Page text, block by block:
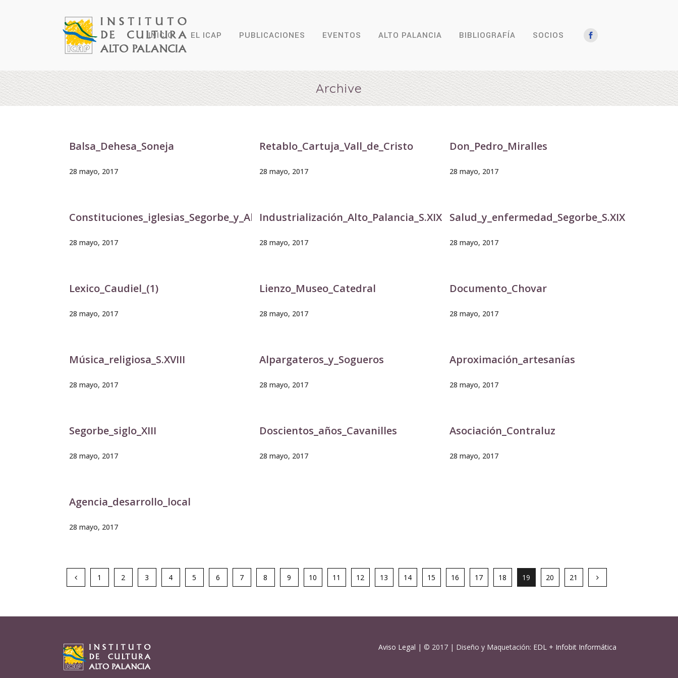
INICIO EL ICAP PUBLICACIONES EVENTOS ALTO PALANCIA BIBLIOGRAFÍA SOCIOS
Archive
Balsa_Dehesa_Soneja
28 mayo, 2017
Retablo_Cartuja_Vall_de_Cristo
28 mayo, 2017
Don_Pedro_Miralles
28 mayo, 2017
Constituciones_iglesias_Segorbe_y_Albarracín
28 mayo, 2017
Industrialización_Alto_Palancia_S.XIX
28 mayo, 2017
Salud_y_enfermedad_Segorbe_S.XIX
28 mayo, 2017
Lexico_Caudiel_(1)
28 mayo, 2017
Lienzo_Museo_Catedral
28 mayo, 2017
Documento_Chovar
28 mayo, 2017
Música_religiosa_S.XVIII
28 mayo, 2017
Alpargateros_y_Sogueros
28 mayo, 2017
Aproximación_artesanías
28 mayo, 2017
Segorbe_siglo_XIII
28 mayo, 2017
Doscientos_años_Cavanilles
28 mayo, 2017
Asociación_Contraluz
28 mayo, 2017
Agencia_desarrollo_local
28 mayo, 2017
1 2 3 4 5 6 7 8 9 10 11 12 13 14 15 16 17 18 19 20 21
Aviso Legal | © 2017 | Diseño y Maquetación: EDL + Infobit Informática